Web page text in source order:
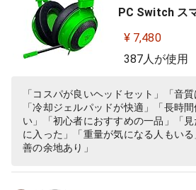
PC Switch ス
ルパッド 【日
RZ04-
¥ 7,480
387人が使用
「コスパが良いヘッドセット」「音質
「冷却ジェルパッドが快適」「長時
い」「初心者におすすめの一品」「
に入った」「重量が気になる人もい
善の余地あり」